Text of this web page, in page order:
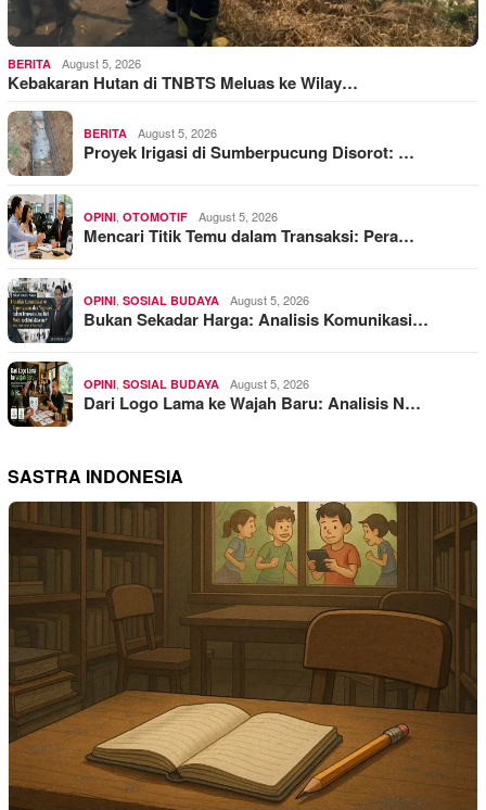
BERITA August 5, 2026
Kebakaran Hutan di TNBTS Meluas ke Wilay…
BERITA August 5, 2026
Proyek Irigasi di Sumberpucung Disorot: …
OPINI, OTOMOTIF August 5, 2026
Mencari Titik Temu dalam Transaksi: Pera…
OPINI, SOSIAL BUDAYA August 5, 2026
Bukan Sekadar Harga: Analisis Komunikasi…
OPINI, SOSIAL BUDAYA August 5, 2026
Dari Logo Lama ke Wajah Baru: Analisis N…
SASTRA INDONESIA